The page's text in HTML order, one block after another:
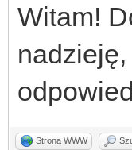
Witam!
Strona WWW